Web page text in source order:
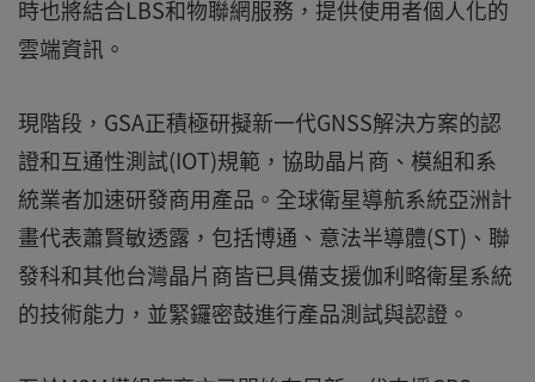
時也將結合LBS和物聯網服務，提供使用者個人化的
雲端資訊。
現階段，GSA正積極研擬新一代GNSS解決方案的認
證和互通性測試(IOT)規範，協助晶片商、模組和系
統業者加速研發商用產品。全球衛星導航系統亞洲計
畫代表蕭賢敏透露，包括博通、意法半導體(ST)、聯
發科和其他台灣晶片商皆已具備支援伽利略衛星系統
的技術能力，並緊鑼密鼓進行產品測試與認證。